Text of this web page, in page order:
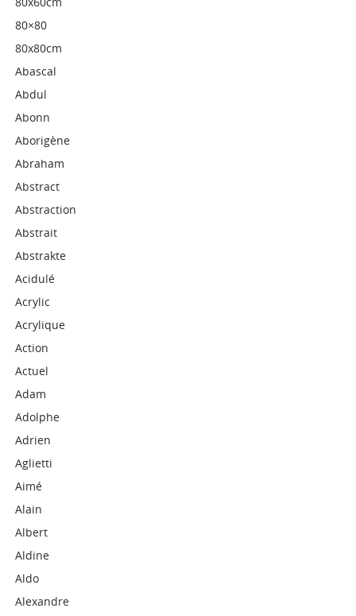
80×80
80x80cm
Abascal
Abdul
Abonn
Aborigène
Abraham
Abstract
Abstraction
Abstrait
Abstrakte
Acidulé
Acrylic
Acrylique
Action
Actuel
Adam
Adolphe
Adrien
Aglietti
Aimé
Alain
Albert
Aldine
Aldo
Alexandre